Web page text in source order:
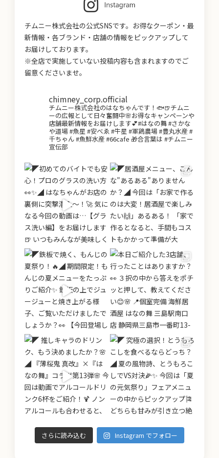
チムニー株式会社の公式SNSです。お得なクーポン・最
新情報・各ブランド・店舗の情報をピックアップして
お届けしております。
※全店で実施していない投稿内容も含まれますのでご
留意くださいませ。
chimney_corp.official
チムニー株式会社のはなちゃんです！🐟🍺チムニ
ーの広報として日々奮闘中🌸お得なキャンペーンや
店舗最新情報をお届けします💕#はなの舞 #さかな
や道場 #魚星 #安べゑ #牛星 #軍鶏農場 #豊丸水産 #
千ちゃん #魚鮮水産 #66cafe 🎁合言葉は #チムニー
宣伝部
さらに読み込む Instagram でフォロー